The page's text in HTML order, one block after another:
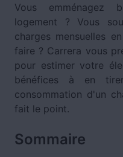
Vous emménagez
logement ? Vous
charges mensuelles
faire ? Carrera vous
pour estimer votre
bénéfices à en
consommation d'un
fait le point.
Sommaire